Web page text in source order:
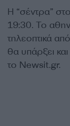
Η “σέντρα”
19:30. Το
τηλεοπτικά
θα υπάρξει
το Newsit.gr.